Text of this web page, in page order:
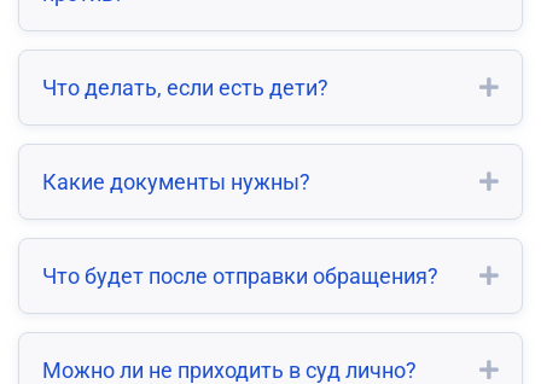
Что делать, если есть дети?
Какие документы нужны?
Что будет после отправки обращения?
Можно ли не приходить в суд лично?